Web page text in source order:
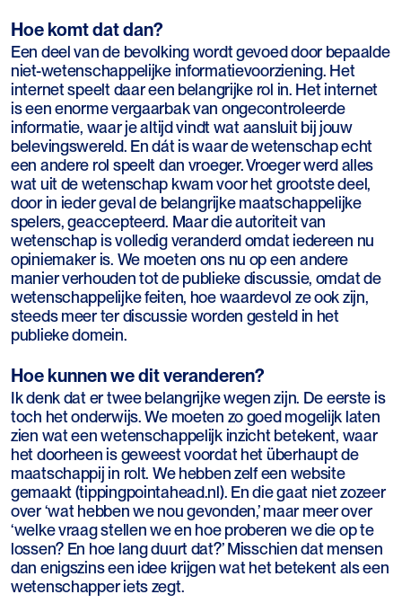
Hoe komt dat dan?
Een deel van de bevolking wordt gevoed door bepaalde
niet-wetenschappelijke informatievoorziening. Het
internet speelt daar een belangrijke rol in. Het internet
is een enorme vergaarbak van ongecontroleerde
informatie, waar je altijd vindt wat aansluit bij jouw
belevingswereld. En dát is waar de wetenschap echt
een andere rol speelt dan vroeger. Vroeger werd alles
wat uit de wetenschap kwam voor het grootste deel,
door in ieder geval de belangrijke maatschappelijke
spelers, geaccepteerd. Maar die autoriteit van
wetenschap is volledig veranderd omdat iedereen nu
opiniemaker is. We moeten ons nu op een andere
manier verhouden tot de publieke discussie, omdat de
wetenschappelijke feiten, hoe waardevol ze ook zijn,
steeds meer ter discussie worden gesteld in het
publieke domein.
Hoe kunnen we dit veranderen?
Ik denk dat er twee belangrijke wegen zijn. De eerste is
toch het onderwijs. We moeten zo goed mogelijk laten
zien wat een wetenschappelijk inzicht betekent, waar
het doorheen is geweest voordat het überhaupt de
maatschappij in rolt. We hebben zelf een website
gemaakt (tippingpointahead.nl). En die gaat niet zozeer
over ‘wat hebben we nou gevonden,’ maar meer over
‘welke vraag stellen we en hoe proberen we die op te
lossen? En hoe lang duurt dat?’ Misschien dat mensen
dan enigszins een idee krijgen wat het betekent als een
wetenschapper iets zegt.